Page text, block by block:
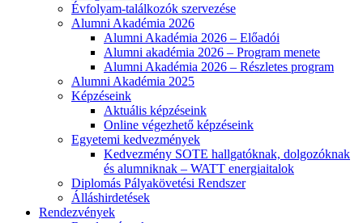
Évfolyam-találkozók szervezése
Alumni Akadémia 2026
Alumni Akadémia 2026 – Előadói
Alumni akadémia 2026 – Program menete
Alumni Akadémia 2026 – Részletes program
Alumni Akadémia 2025
Képzéseink
Aktuális képzéseink
Online végezhető képzéseink
Egyetemi kedvezmények
Kedvezmény SOTE hallgatóknak, dolgozóknak
és alumniknak – WATT energiaitalok
Diplomás Pályakövetési Rendszer
Álláshirdetések
Rendezvények